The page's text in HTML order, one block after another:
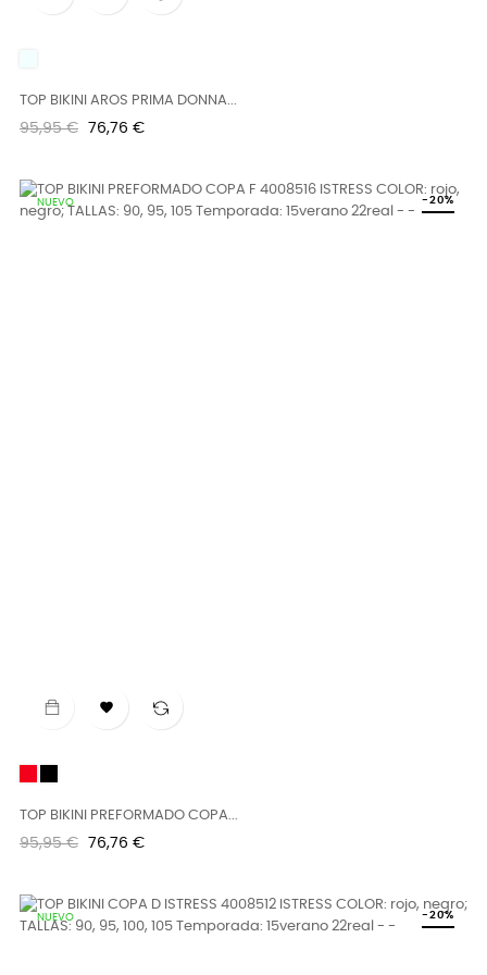
TOP BIKINI AROS PRIMA DONNA...
Precio
95,95 € Precio
76,76 €
NUEVO

TOP BIKINI PREFORMADO COPA...
Precio
95,95 €
-20%
Precio
76,76 €
NUEVO -20%